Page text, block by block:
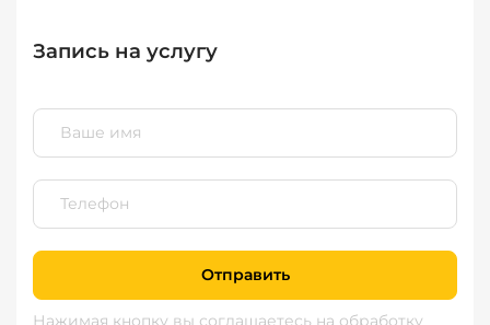
Запись на услугу
Отправить
Нажимая кнопку вы соглашаетесь на обработку